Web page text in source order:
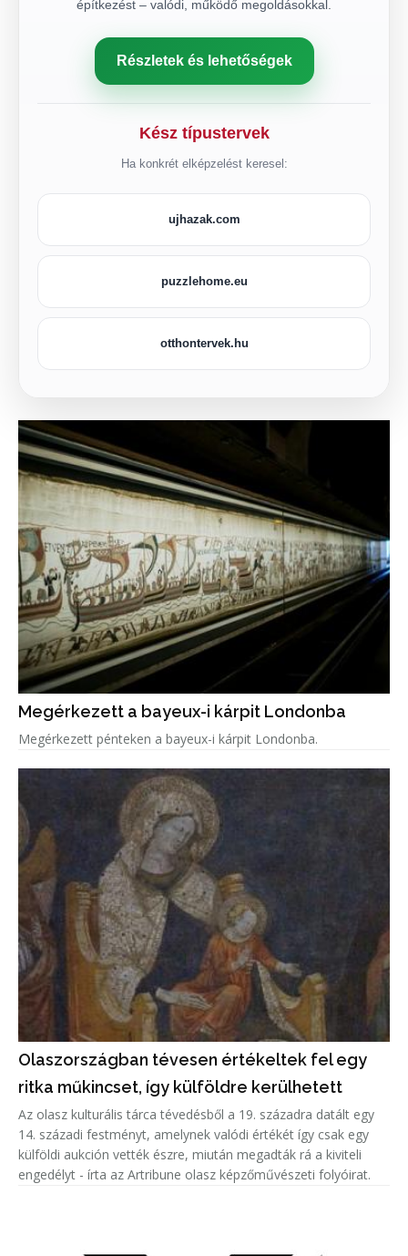
építkezést – valódi, működő megoldásokkal.
Részletek és lehetőségek
Kész típustervek
Ha konkrét elképzelést keresel:
ujhazak.com
puzzlehome.eu
otthontervek.hu
Megérkezett a bayeux-i kárpit Londonba
Megérkezett pénteken a bayeux-i kárpit Londonba.
Olaszországban tévesen értékeltek fel egy
ritka műkincset, így külföldre kerülhetett
Az olasz kulturális tárca tévedésből a 19. századra datált egy
14. századi festményt, amelynek valódi értékét így csak egy
külföldi aukción vették észre, miután megadták rá a kiviteli
engedélyt - írta az Artribune olasz képzőművészeti folyóirat.